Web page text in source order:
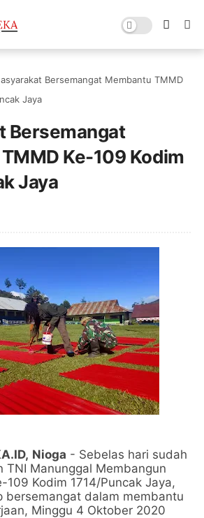
Bersemangat Membantu TMMD
Jaya
Bersemangat
Ke-109 Kodim
Jaya
Nioga - Sebelas hari sudah
TNI Manunggal Membangun
109 Kodim 1714/Puncak Jaya,
bersemangat dalam membantu
Minggu 4 Oktober 2020